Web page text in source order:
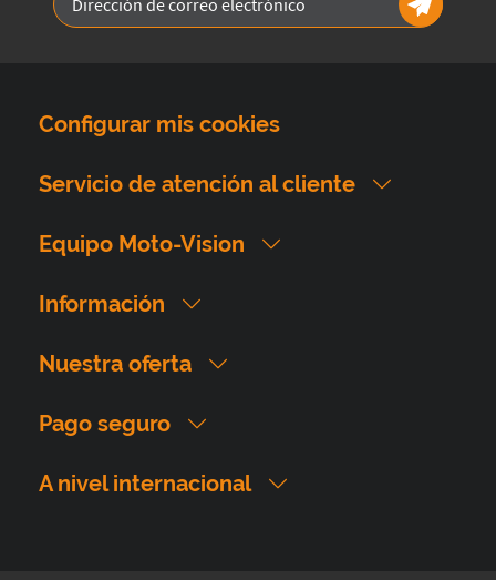
Configurar mis cookies
Servicio de atención al cliente
Equipo Moto-Vision
Información
Nuestra oferta
Pago seguro
A nivel internacional